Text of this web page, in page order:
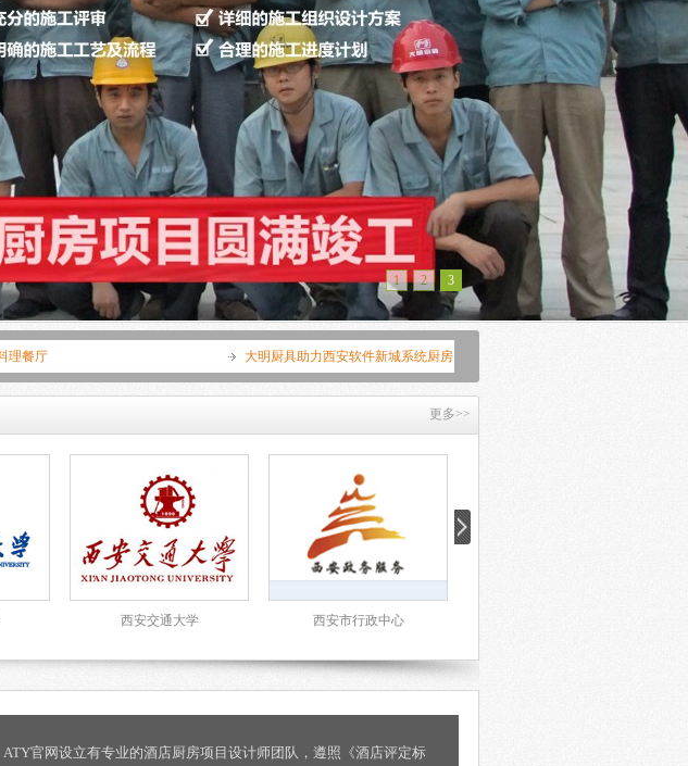
1 2 3
大明厨具助力西安软件新城系统厨房项目建设
更多>>
西安交通大学 西安市行政中心
ATY官网设立有专业的酒店厨房项目设计师团队，遵照《酒店评定标